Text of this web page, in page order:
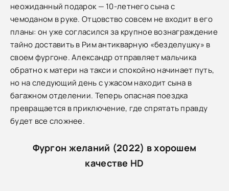
неожиданный подарок — 10-летнего сына с
чемоданом в руке. Отцовство совсем не входит в его
планы: он уже согласился за крупное вознаграждение
тайно доставить в Рим антикварную «безделушку» в
своем фургоне. Александр отправляет мальчика
обратно к матери на такси и спокойно начинает путь,
но на следующий день с ужасом находит сына в
багажном отделении. Теперь опасная поездка
превращается в приключение, где спрятать правду
будет все сложнее.
Фургон желаний (2022) в хорошем
качестве HD